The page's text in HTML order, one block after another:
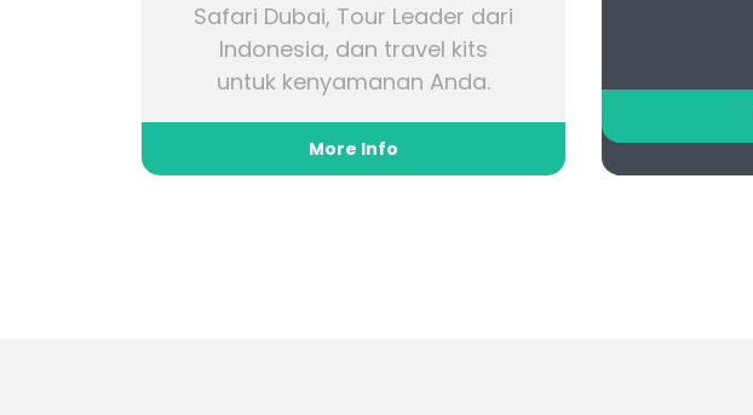
Safari Dubai, Tour Leader dari
Indonesia, dan travel kits
untuk kenyamanan Anda.
More Info